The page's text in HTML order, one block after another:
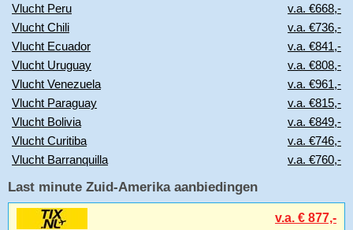
Vlucht Peru
v.a. €668,-
Vlucht Chili
v.a. €736,-
Vlucht Ecuador
v.a. €841,-
Vlucht Uruguay
v.a. €808,-
Vlucht Venezuela
v.a. €961,-
Vlucht Paraguay
v.a. €815,-
Vlucht Bolivia
v.a. €849,-
Vlucht Curitiba
v.a. €746,-
Vlucht Barranquilla
v.a. €760,-
Last minute Zuid-Amerika aanbiedingen
v.a. € 877,-